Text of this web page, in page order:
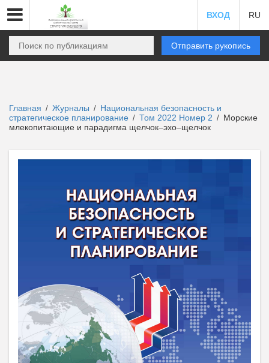
ВХОД RU
Отправить рукопись
Главная / Журналы / Национальная безопасность и
стратегическое планирование / Том 2022 Номер 2 / Морские
млекопитающие и парадигма щелчок–эхо–щелчок